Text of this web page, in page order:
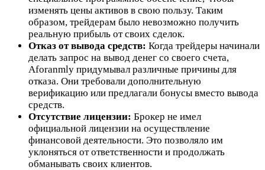
изменять цены активов в свою пользу. Таким
образом, трейдерам было невозможно получить
реальную прибыль от своих сделок.
Отказ от вывода средств: Когда трейдеры начинали
делать запрос на вывод денег со своего счета,
Aforanmly придумывал различные причины для
отказа. Они требовали дополнительную
верификацию или предлагали бонусы вместо вывода
средств.
Отсутствие лицензии: Брокер не имел
официальной лицензии на осуществление
финансовой деятельности. Это позволяло им
уклоняться от ответственности и продолжать
обманывать своих клиентов.